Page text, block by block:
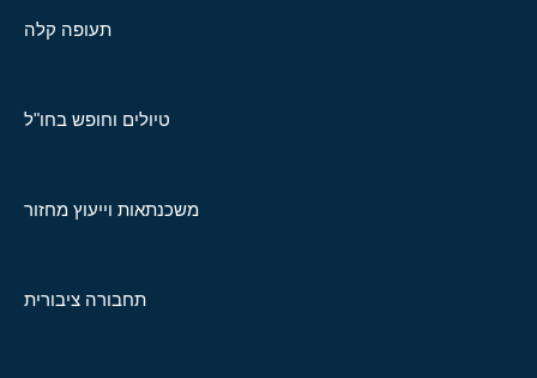
תעופה קלה
טיולים וחופש בחו"ל
משכנתאות וייעוץ מחזור
תחבורה ציבורית